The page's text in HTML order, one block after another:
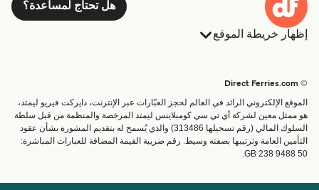
هل تحتاج لمساعدة؟
إظهار خريطة الموقع
البلدان
خدمات الزبائن
الباحث عن الرحلات والموانئ
تذاكر العبّارة
العبارات
شحن
عبارة صغيرة
القطار والعبارة
الموقع الإلكتروني الرائد في العالم لحجز العبّارات عبر الإنترنت، دايركت فيريو ليمتد،
هو ممثل معين لشركة أي تي سي كومبلاينس ليمتد المرخصة والمنظمة من قبل سلطة
السلوك المالي (رقم تسجيلها 313486) والذي يُسمح له بتقديم المشورة بشأن عقود
التأمين العامة وترتيبها بصفته وسيط. رقم ضريبة القيمة المضافة للعبارات المباشرة:
GB 238 9488 50.